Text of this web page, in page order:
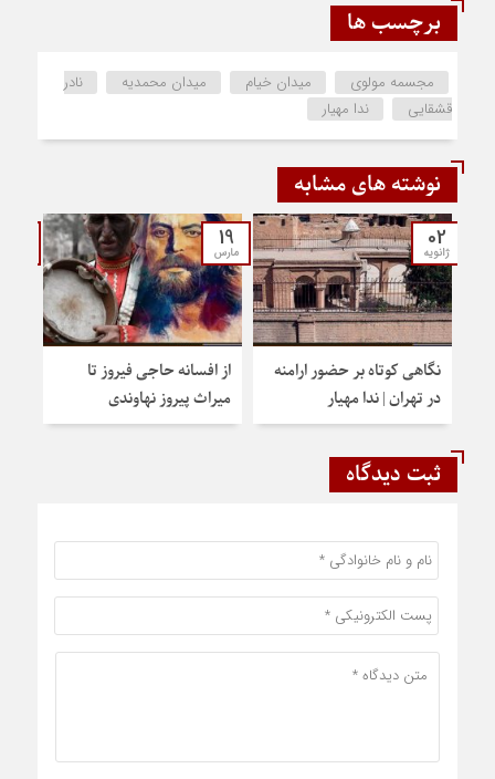
برچسب ها
مجسمه مولوی میدان خیام میدان محمدیه
نادر
قشقایی
ندا مهیار
نوشته های مشابه
02
ژانویه
نگاهی کوتاه بر حضور ارامنه
در تهران | ندا مهیار
19
مارس
از افسانه حاجی فیروز تا
میراث پیروز نهاوندی
ثبت دیدگاه